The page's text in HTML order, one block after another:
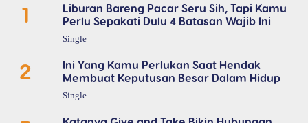
1
Liburan Bareng Pacar Seru Sih, Tapi Kamu
Perlu Sepakati Dulu 4 Batasan Wajib Ini
Single
2
Ini Yang Kamu Perlukan Saat Hendak
Membuat Keputusan Besar Dalam Hidup
Single